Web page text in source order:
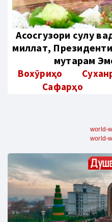
Aсосгузори сулҳу
миллат,
муҳтарам
Вохӯриҳо
Сафарҳо
world-
world-